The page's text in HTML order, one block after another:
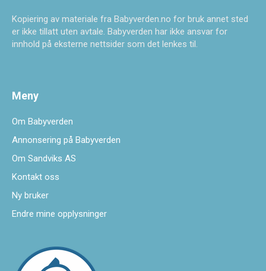
Kopiering av materiale fra Babyverden.no for bruk annet sted
er ikke tillatt uten avtale. Babyverden har ikke ansvar for
innhold på eksterne nettsider som det lenkes til.
Meny
Om Babyverden
Annonsering på Babyverden
Om Sandviks AS
Kontakt oss
Ny bruker
Endre mine opplysninger